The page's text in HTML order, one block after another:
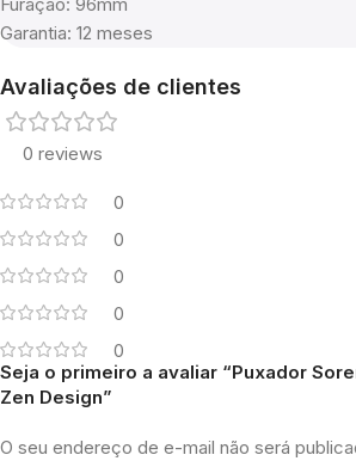
Garantia: 12 meses
Avaliações de clientes
0 reviews
0
0
0
0
0
Seja o primeiro a avaliar “Puxador
Zen Design”
O seu endereço de e-mail não será